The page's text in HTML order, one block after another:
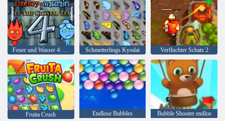
Feuer und Wasser 4: Kristalltempel Schmetterlings Kyodai Verfluchter Schatz 2
Fruita Crush Endlose Bubbles Bubble Shooter endlos